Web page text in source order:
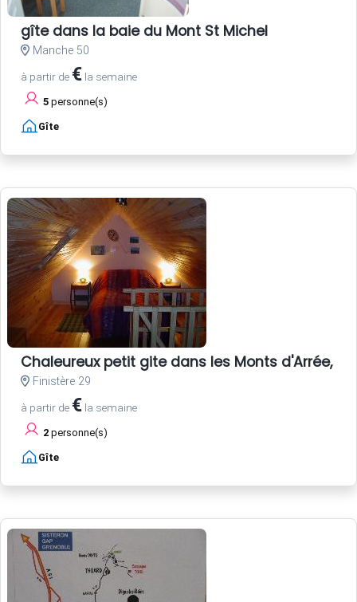
gîte dans la baie du Mont St Michel
Manche 50
à partir de € la semaine
5 personne(s)
Gîte
Chaleureux petit gite dans les Monts d'Arrée,
Finistère 29
à partir de € la semaine
2 personne(s)
Gîte